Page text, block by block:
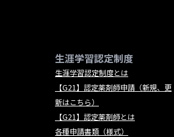
生涯学習認定制度
生涯学習認定制度とは
【G21】認定薬剤師申請（新規、更
新はこちら）
【G21】認定薬剤師とは
各種申請書類（様式）